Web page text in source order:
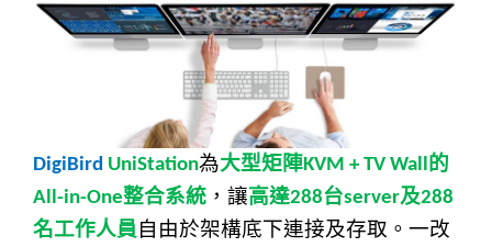
DigiBird UniStation為大型矩陣KVM + TV Wall的
All-in-One整合系統 ，讓高達288台server及288
名工作人員 自由於架構底下連接及存取。一改